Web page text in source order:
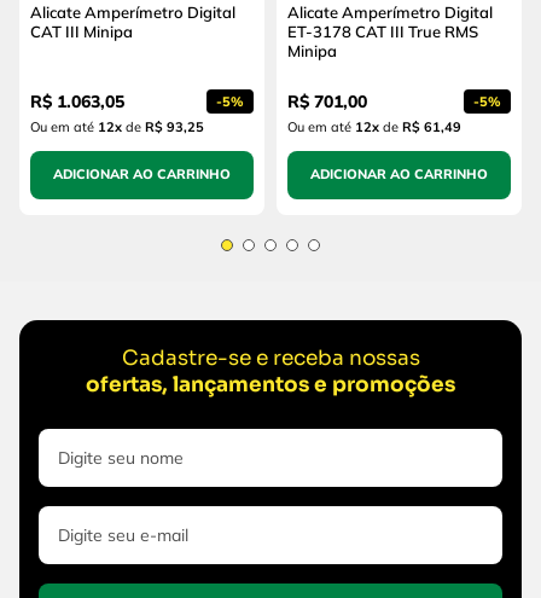
Alicate Amperímetro Digital
CAT III Minipa
R$ 1.063,05 -5%
Ou em até 12x de R$ 93,25
ADICIONAR AO CARRINHO
Alicate Amperímetro Digital
ET-3178 CAT III True RMS
Minipa
R$ 701,00 -5%
Ou em até 12x de R$ 61,49
ADICIONAR AO CARRINHO
Cadastre-se e receba nossas
ofertas, lançamentos e promoções